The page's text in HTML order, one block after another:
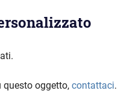
oggetto, contattaci.